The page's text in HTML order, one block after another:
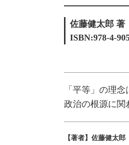
佐藤健太郎 著
ISBN:978-4-
「平等」の理
政治の根源に関
【著者】佐藤健太郎